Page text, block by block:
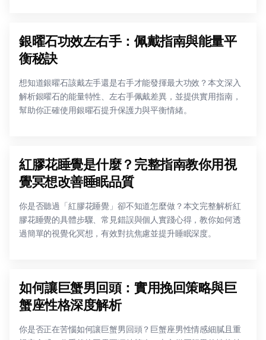
銀曜石功效左右手：佩戴指南與能量平
衡秘訣
想知道銀曜石該戴左手還是右手才能發揮最大功效？本文深入
解析銀曜石的能量特性、左右手佩戴差異，並提供實用指南，
幫助你正確使用銀曜石提升保護力與平衡情緒。
紅膠花睡覺是什麼？完整指南教你用視
覺冥想改善睡眠品質
你是否聽過「紅膠花睡覺」卻不知道怎麼做？本文完整解析紅
膠花睡覺的具體步驟、常見錯誤與個人實踐心得，教你如何透
過簡單的視覺化冥想，有效對抗焦慮並提升睡眠深度。
如何讓巨蟹男回頭：實用挽回策略與巨
蟹座性格深度解析
你是否正在苦惱如何讓巨蟹男回頭？巨蟹座男性情感細膩且重